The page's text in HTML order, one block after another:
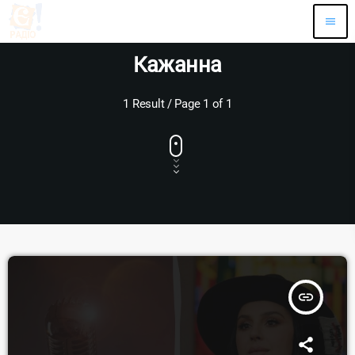
menu
Кажанна
1 Result / Page 1 of 1
insert_link